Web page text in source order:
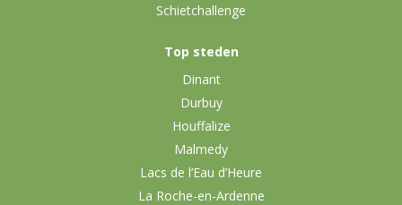
Schietchallenge
Top steden
Dinant
Durbuy
Houffalize
Malmedy
Lacs de l’Eau d’Heure
La Roche-en-Ardenne